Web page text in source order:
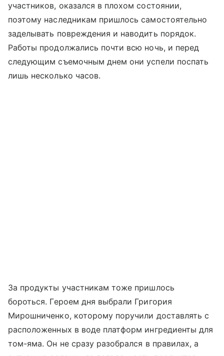
участников, оказался в плохом состоянии,
поэтому наследникам пришлось самостоятельно
заделывать повреждения и наводить порядок.
Работы продолжались почти всю ночь, и перед
следующим съемочным днем они успели поспать
лишь несколько часов.
За продукты участникам тоже пришлось
бороться. Героем дня выбрали Григория
Мирошниченко, которому поручили доставлять с
расположенных в воде платформ ингредиенты для
том-яма. Он не сразу разобрался в правилах, а